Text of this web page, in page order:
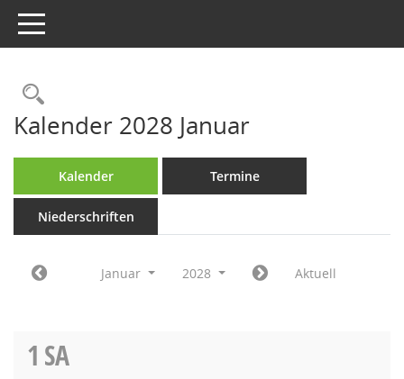
Toggle navigation
Rechercheauswahl
Kalender 2028 Januar
Kalender Termine
Niederschriften
Januar 2028 Aktuell
1 SA